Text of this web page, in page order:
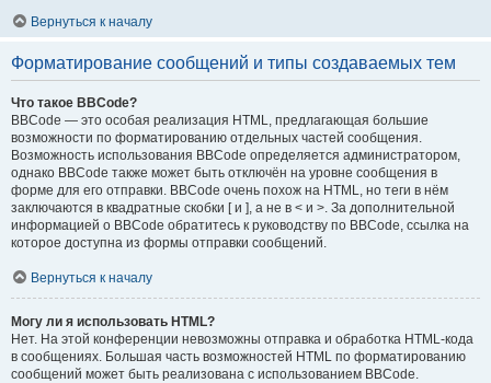
Вернуться к началу
Форматирование сообщений и типы создаваемых тем
Что такое BBCode?
BBCode — это особая реализация HTML, предлагающая большие
возможности по форматированию отдельных частей сообщения.
Возможность использования BBCode определяется администратором,
однако BBCode также может быть отключён на уровне сообщения в
форме для его отправки. BBCode очень похож на HTML, но теги в нём
заключаются в квадратные скобки [ и ], а не в < и >. За дополнительной
информацией о BBCode обратитесь к руководству по BBCode, ссылка на
которое доступна из формы отправки сообщений.
Вернуться к началу
Могу ли я использовать HTML?
Нет. На этой конференции невозможны отправка и обработка HTML-кода
в сообщениях. Большая часть возможностей HTML по форматированию
сообщений может быть реализована с использованием BBCode.